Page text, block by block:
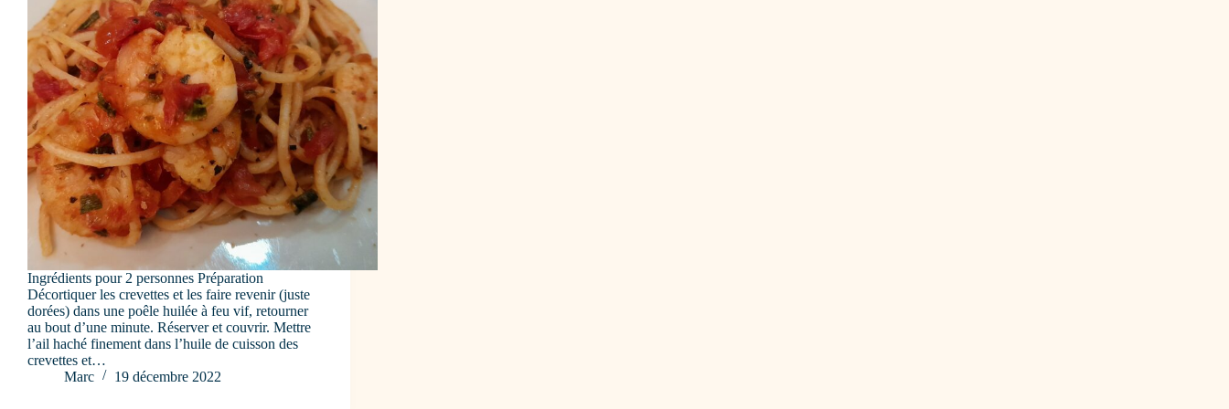
Ingrédients pour 2 personnes Préparation
Décortiquer les crevettes et les faire revenir (juste
dorées) dans une poêle huilée à feu vif, retourner
au bout d’une minute. Réserver et couvrir. Mettre
l’ail haché finement dans l’huile de cuisson des
crevettes et…
Marc
19 décembre 2022